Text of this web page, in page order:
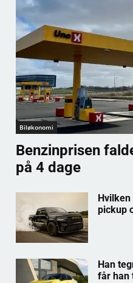
Biløkonomi
Benzinprisen
på 4 dage
pickup
Han
får han